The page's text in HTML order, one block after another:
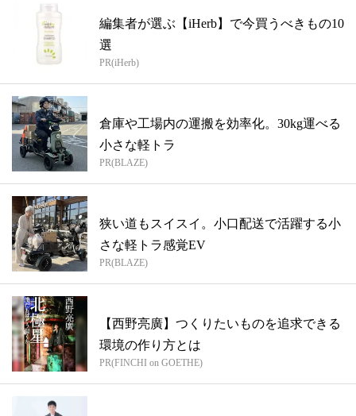
編集者が選ぶ【iHerb】で今買うべきもの10
選
PR(iHerb)
倉庫や工場内の運搬を効率化。30kg運べる
小さな軽トラ
PR(BLAZE)
狭い道もスイスイ。小口配送で活躍する小
さな軽トラ感覚EV
PR(BLAZE)
【西野亮廣】つくりたいものを追求できる
環境の作り方とは
PR(FINCHI on GOETHE)